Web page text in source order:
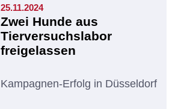
25.11.2024
Zwei Hunde aus
Tierversuchslabor
freigelassen
Kampagnen-Erfolg in Düsseldorf